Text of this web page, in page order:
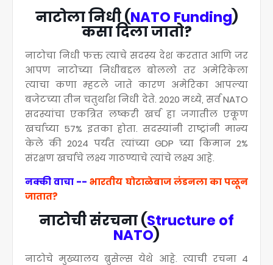
नाटोला निधी (NATO Funding)
कसा दिला जातो?
नाटोचा निधी फक्त त्याचे सदस्य देश करतात आणि जर
आपण नाटोच्या निधीबद्दल बोललो तर अमेरिकेला
त्याचा कणा म्हटले जाते कारण अमेरिका आपल्या
बजेटच्या तीन चतुर्थांश निधी देते. 2020 मध्ये, सर्व NATO
सदस्यांचा एकत्रित लष्करी खर्च हा जगातील एकूण
खर्चाच्या 57% इतका होता. सदस्यांनी राष्ट्रांनी मान्य
केले की 2024 पर्यंत त्यांच्या GDP च्या किमान 2%
संरक्षण खर्चाचे लक्ष्य गाठण्याचे त्यांचे लक्ष्य आहे.
नक्की वाचा -- भारतीय घोटाळेबाज लंडनला का पळून
जातात?
नाटोची संरचना (Structure of
NATO)
नाटोचे मुख्यालय ब्रुसेल्स येथे आहे. त्याची रचना 4